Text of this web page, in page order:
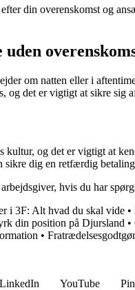
din overenskomst og
om natten eller i
og det er vigtigt at sikre sig
kultur, og det er vigtigt at
sikre dig en retfærdig
hvis du har
i 3F: Alt hvad du skal vide •
din position på Djursland •
•
LinkedIn YouTube